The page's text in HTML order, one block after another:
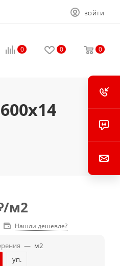
ВОЙТИ
0 0 0
/м2
Нашли дешевле?
— м2
уп.